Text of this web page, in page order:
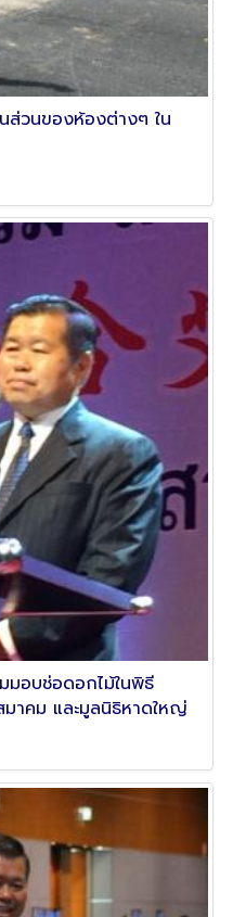
ส่วนของห้องต่างๆ ใน
อบช่อดอกไม้ในพิธี
าคม และมูลนิธิหาดใหญ่